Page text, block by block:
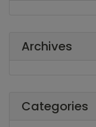
Archives
Categories